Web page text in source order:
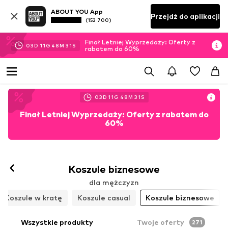
ABOUT YOU App
(152 700) Przejdź do aplikacji
03D 11 G 48M 29 S
Finał Letniej Wyprzedaży: Oferty z
rabatem do 60%
03D 11 G 48M 29 S
Finał Letniej Wyprzedaży: Oferty z rabatem do
60%
Koszule biznesowe
dla mężczyzn
Koszule w kratę
Koszule casual Koszule biznesowe
Wszystkie produkty Twoje oferty 271